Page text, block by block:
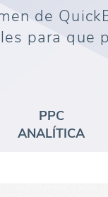
de
para que
PPC
ANALÍTICA